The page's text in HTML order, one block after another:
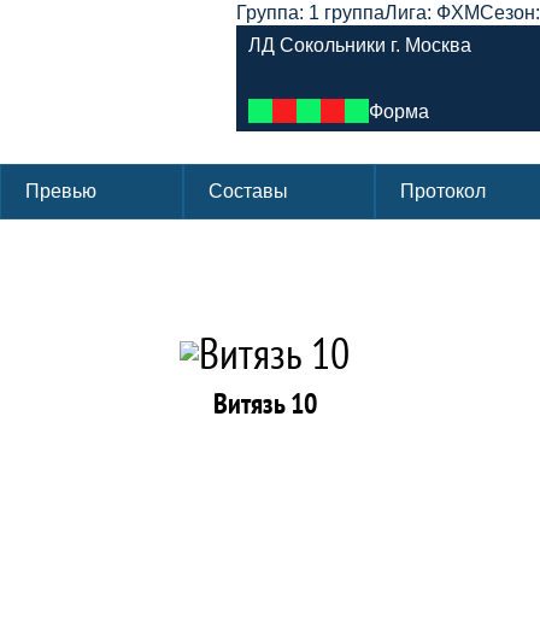
Группа: 1 группаЛига: ФХМ
ЛД Сокольники г. Москва
Форма
Превью Составы Протокол
Витязь 10